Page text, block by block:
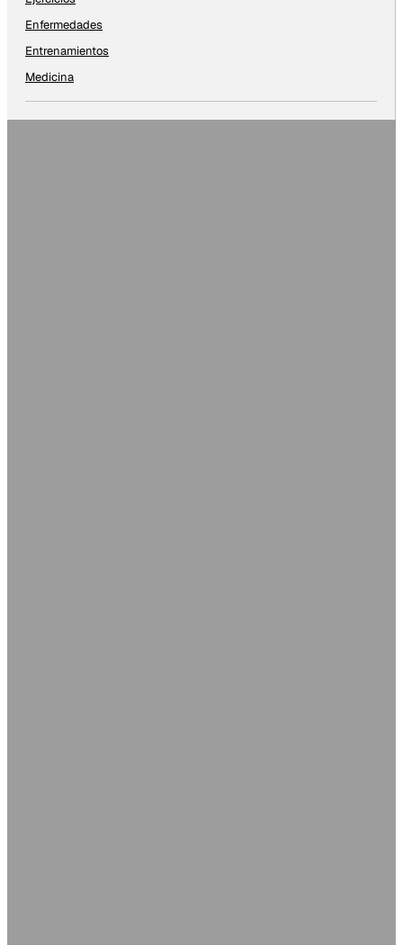
Enfermedades
Entrenamientos
Medicina